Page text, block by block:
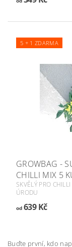
5 + 1 ZDARMA
GROWBAG -
CHILLI MIX 5
SKVĚLÝ PRO
ÚRODU
od639 Kč
Buďte první, kdo